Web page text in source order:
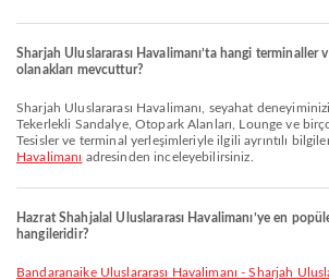
Sharjah Uluslararası Havalimanı’ta hangi terminaller
olanakları mevcuttur?
Sharjah Uluslararası Havalimanı, seyahat deneyiminizi geliştirmek için
Tekerlekli Sandalye, Otopark Alanları, Lounge ve
Tesisler ve terminal yerleşimleriyle ilgili ayrıntılı
Havalimanı adresinden inceleyebilirsiniz.
Hazrat Shahjalal Uluslararası Havalimanı’ye en
hangileridir?
Bandaranaike Uluslararası Havalimanı - Sharjah Uluslararası Havalimanı arası